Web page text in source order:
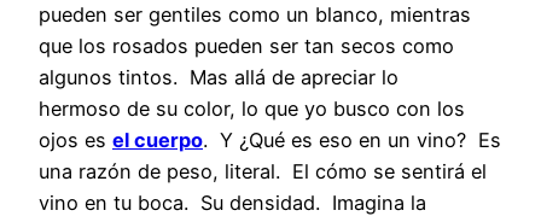
pueden ser gentiles como un blanco, mientras
que los rosados pueden ser tan secos como
algunos tintos. Mas allá de apreciar lo
hermoso de su color, lo que yo busco con los
ojos es el cuerpo. Y ¿Qué es eso en un vino? Es
una razón de peso, literal. El cómo se sentirá el
vino en tu boca. Su densidad. Imagina la